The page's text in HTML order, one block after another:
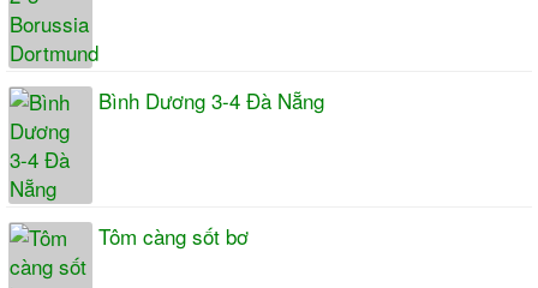
Bình Dương 3-4 Đà Nẵng
Tôm càng sốt bơ